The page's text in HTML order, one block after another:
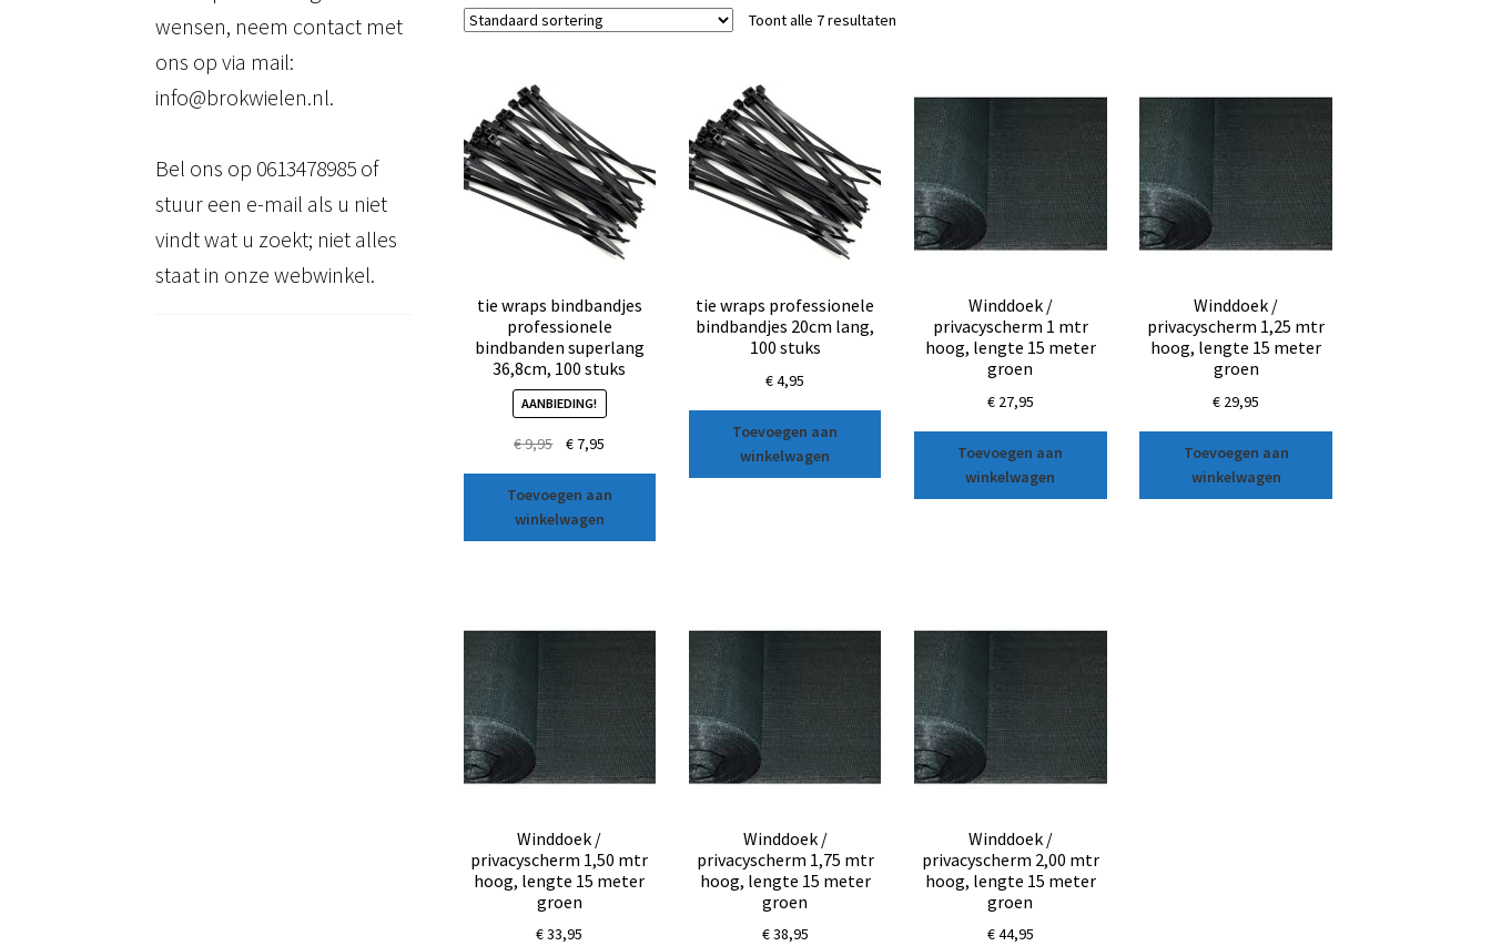
Toont alle 7 resultaten
tie wraps bindbandjes
professionele
bindbanden superlang
36,8cm, 100 stuks
AANBIEDING!
€9,95 € 7,95
Toevoegen aan
winkelwagen
tie wraps professionele
bindbandjes 20cm lang,
100 stuks
€4,95
Toevoegen aan
winkelwagen
Winddoek /
privacyscherm 1 mtr
hoog, lengte 15 meter
groen
€27,95
Toevoegen aan
winkelwagen
Winddoek /
privacyscherm 1,25 mtr
hoog, lengte 15 meter
groen
€ 29,95
Toevoegen aan
winkelwagen
Winddoek /
privacyscherm 1,50 mtr
hoog, lengte 15 meter
groen
€33,95
Winddoek /
privacyscherm 1,75 mtr
hoog, lengte 15 meter
groen
€38,95
Winddoek /
privacyscherm 2,00 mtr
hoog, lengte 15 meter
groen
€44,95
wensen, neem contact met
ons op via mail:
info@brokwielen.nl.
Bel ons op 0613478985 of
stuur een e-mail als u niet
vindt wat u zoekt; niet alles
staat in onze webwinkel.